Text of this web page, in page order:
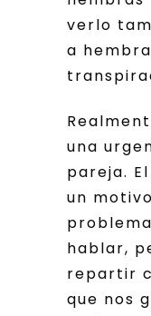
verlo
a
una
pareja.
un
hablar,
repartir
que nos